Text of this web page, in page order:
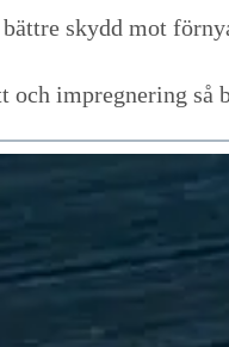
skydd mot
och impregnering